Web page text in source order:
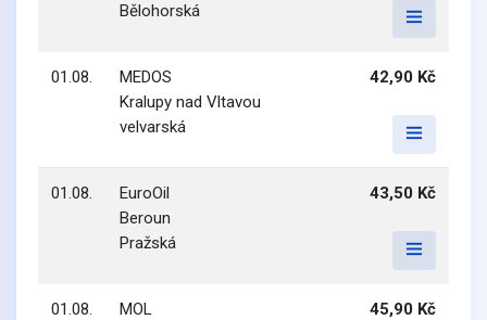
Bělohorská
01.08.
MEDOS
Kralupy nad Vltavou
velvarská
42,90 Kč
01.08.
EuroOil
Beroun
Pražská
43,50 Kč
01.08.
MOL
45,90 Kč